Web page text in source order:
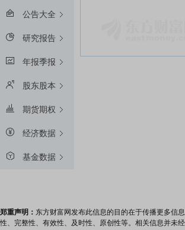
公告大全
研究报告
年报季报
股东股本
期货期权
经济数据
基金数据
郑重声明： 东方财富网发布此信息的目的在于传播更多信
性、完整性、有效性、及时性、原创性等。相关信息并未